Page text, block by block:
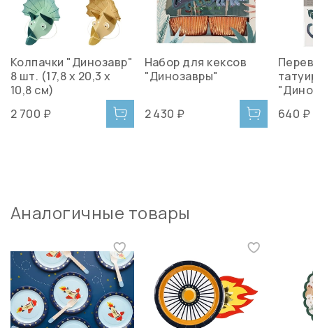
Колпачки "Динозавр"
8 шт. (17,8 х 20,3 х
10,8 см)
2 700 ₽
Набор для кексов
"Динозавры"
2 430 ₽
640 ₽
Аналогичные товары